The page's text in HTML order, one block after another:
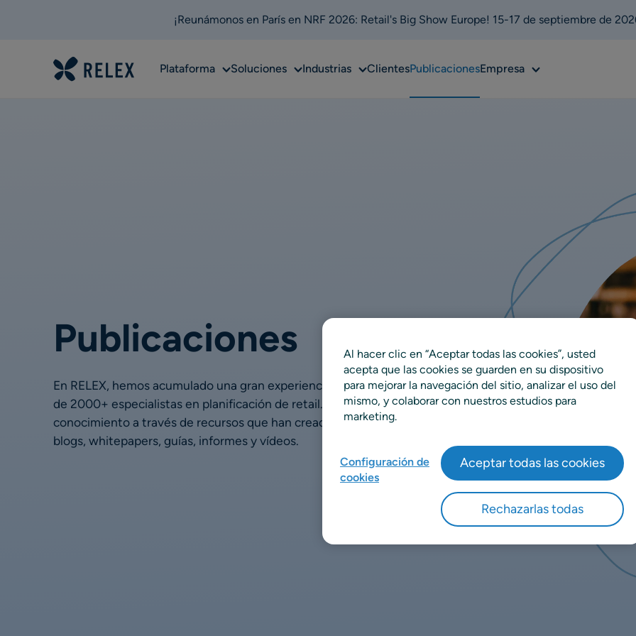
¡Reunámonos en París en NRF 2026: Retail's Big Show Europe! 15-17 de septiembre de
PlataformaSubSolucionesSubIndustriasSubClientesPublicacionesEmpresaSub
Publicaciones
En RELEX, hemos acumulado una gran experiencia en retail entre los más
de 2000+ especialistas en planificación de retail. Profundice en nuestro
conocimiento a través de recursos que han creado nuestros expertos:
blogs, whitepapers, guías, informes y vídeos.
Al hacer clic en “Aceptar todas las cookies”, usted
acepta que las cookies se guarden en su dispositivo
para mejorar la navegación del sitio, analizar el uso del
mismo, y colaborar con nuestros estudios para
marketing.
Configuración de
cookies
Rechazarlas todas
Aceptar todas las cookies